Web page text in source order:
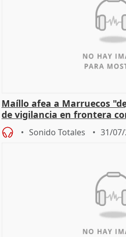
Maíllo afea a Marruecos
de vigilancia en frontera
Sonido Totales 31/